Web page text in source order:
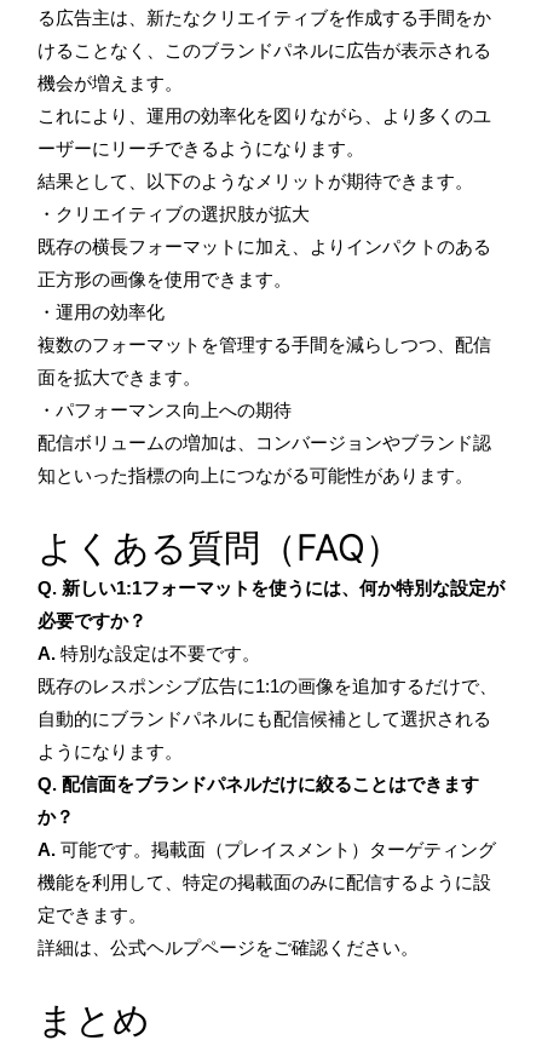
る広告主は、新たなクリエイティブを作成する手間をか
けることなく、このブランドパネルに広告が表示される
機会が増えます。
これにより、運用の効率化を図りながら、より多くのユ
ーザーにリーチできるようになります。
結果として、以下のようなメリットが期待できます。
・クリエイティブの選択肢が拡大
既存の横長フォーマットに加え、よりインパクトのある
正方形の画像を使用できます。
・運用の効率化
複数のフォーマットを管理する手間を減らしつつ、配信
面を拡大できます。
・パフォーマンス向上への期待
配信ボリュームの増加は、コンバージョンやブランド認
知といった指標の向上につながる可能性があります。
よくある質問（FAQ）
Q. 新しい1:1フォーマットを使うには、何か特別な設定が
必要ですか？
A. 特別な設定は不要です。
既存のレスポンシブ広告に1:1の画像を追加するだけで、
自動的にブランドパネルにも配信候補として選択される
ようになります。
Q. 配信面をブランドパネルだけに絞ることはできます
か？
A. 可能です。掲載面（プレイスメント）ターゲティング
機能を利用して、特定の掲載面のみに配信するように設
定できます。
詳細は、公式ヘルプページをご確認ください。
まとめ